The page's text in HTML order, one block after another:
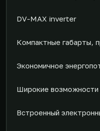
DV-MAX inverter
Компактные габарты,
Экономичное
Широкие возможности
Встроенный